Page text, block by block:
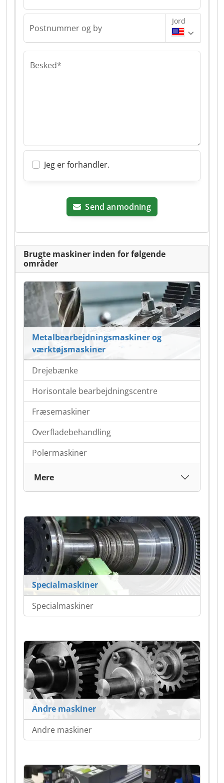
Postnummer og by
Jord
Besked*
Jeg er forhandler.
Send anmodning
Brugte maskiner inden for følgende
områder
Metalbearbejdningsmaskiner og
værktøjsmaskiner
Drejebænke
Horisontale bearbejdningscentre
Fræsemaskiner
Overfladebehandling
Polermaskiner
Mere
Specialmaskiner
Specialmaskiner
Andre maskiner
Andre maskiner